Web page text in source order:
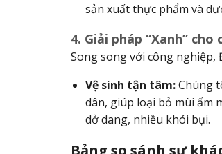
sản xuất thực phẩm và
4. Giải pháp “Xanh”
Song song với công nghiệp,
Vệ sinh tận tâm:Chúng
dân, giúp loại bỏ mùi ẩm
dở dang, nhiều khói bụi.
Bảng so sánh sự